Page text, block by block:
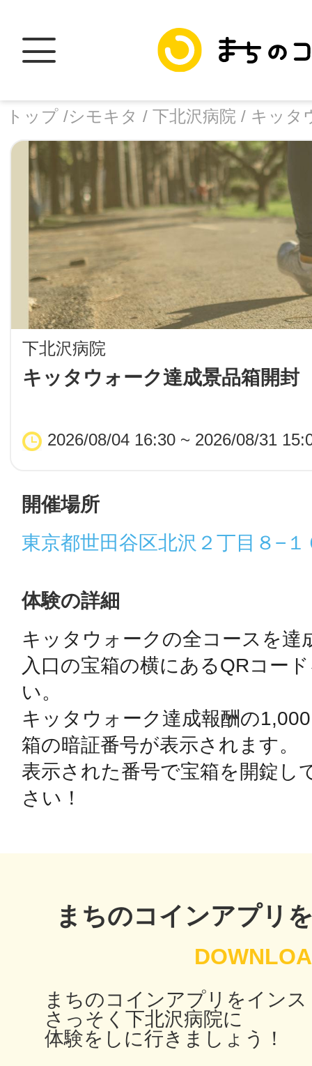
トップ /シモキタ / 下北沢病院 / キッタ
下北沢病院
キッタウォーク達成景品箱開封
2026/08/04 16:30 ~ 2026/08/31
facebook
X
開催場所
東京都世田谷区北沢２丁目８−１
体験の詳細
キッタウォークの全コースを達
入口の宝箱の横にあるQRコー
い。
キッタウォーク達成報酬の
箱の暗証番号が表示されます。
表示された番号で宝箱を開錠し
さい！
まちのコインアプリ
まちのコインアプリをイン
さっそく下北沢病院に
体験をしに行きましょう！
トップ
加盟スポットに
地域に導入を
鴻巣
池袋
秋葉原
日置